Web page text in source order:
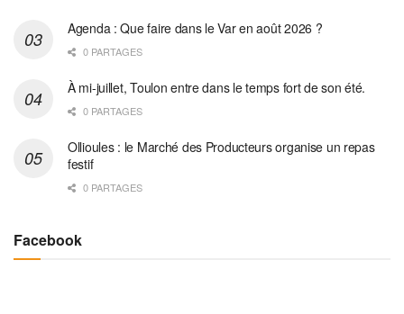
Agenda : Que faire dans le Var en août 2026 ?
0 PARTAGES
À mi-juillet, Toulon entre dans le temps fort de son été.
0 PARTAGES
Ollioules : le Marché des Producteurs organise un repas
festif
0 PARTAGES
Facebook